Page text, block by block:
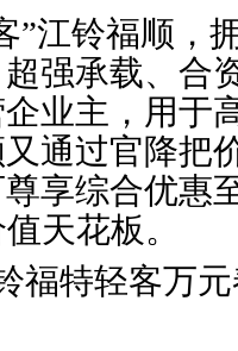
”江铃福顺，
强承载、合
业主，用于
通过官降把
享综合优惠
天花板。